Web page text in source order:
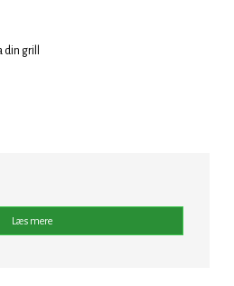
grill
Læs mere